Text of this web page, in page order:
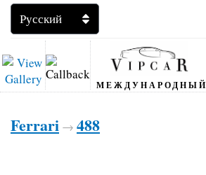
МЕЖДУНАРОДНЫЙ
Ferrari → 488